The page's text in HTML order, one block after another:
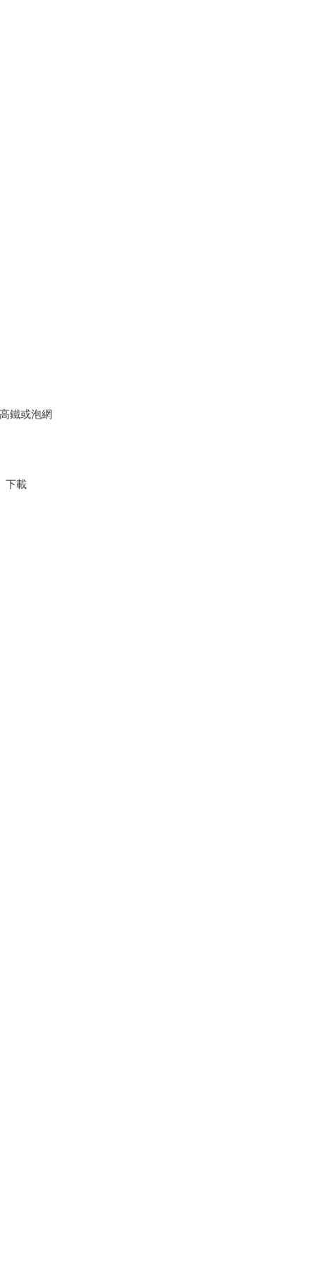
鐵或泡網
下載